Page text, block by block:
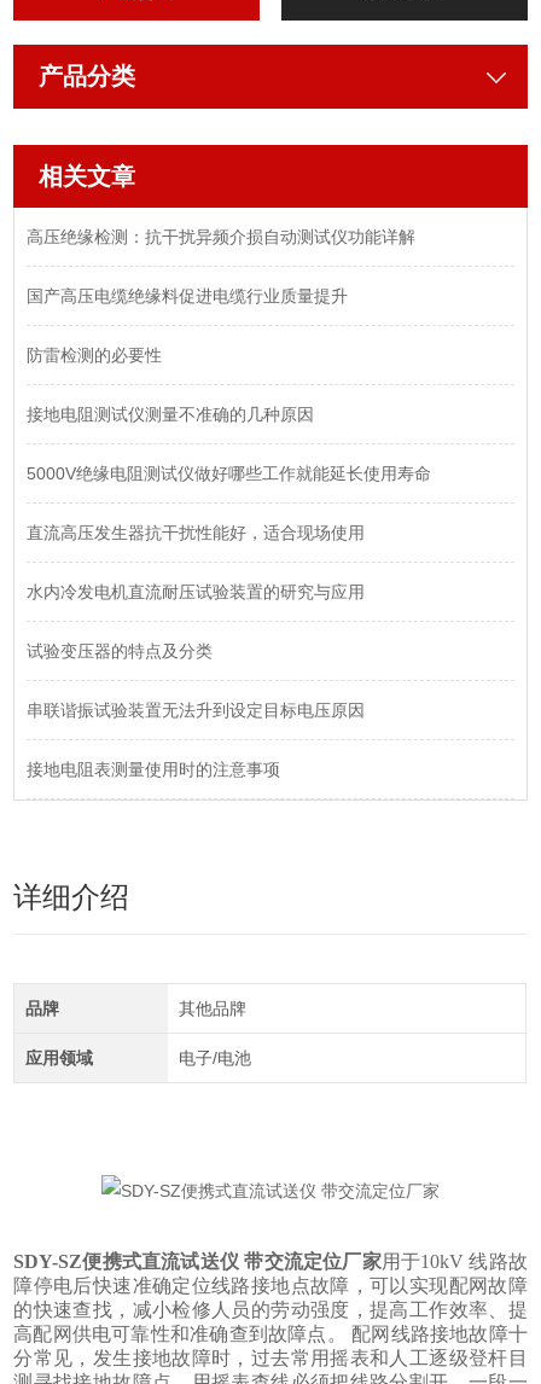
产品分类
相关文章
高压绝缘检测：抗干扰异频介损自动测试仪功能详解
国产高压电缆绝缘料促进电缆行业质量提升
防雷检测的必要性
接地电阻测试仪测量不准确的几种原因
5000V绝缘电阻测试仪做好哪些工作就能延长使用寿命
直流高压发生器抗干扰性能好，适合现场使用
水内冷发电机直流耐压试验装置的研究与应用
试验变压器的特点及分类
串联谐振试验装置无法升到设定目标电压原因
接地电阻表测量使用时的注意事项
详细介绍
品牌 其他品牌
应用领域 电子/电池
SDY-SZ便携式直流试送仪 带交流定位厂家用于10kV 线路故
障停电后快速准确定位线路接地点故障，可以实现配网故障
的快速查找，减小检修人员的劳动强度，提高工作效率、提
高配网供电可靠性和准确查到故障点。 配网线路接地故障十
分常见，发生接地故障时，过去常用摇表和人工逐级登杆目